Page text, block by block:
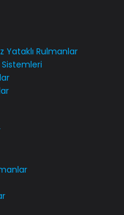
Yataklı Rulmanlar
Sistemleri